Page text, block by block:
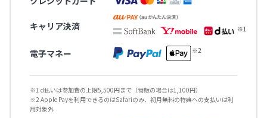
キャリア決済
電子マネー
※1 d払いは参加費の上限5,500円まで（物販の場合は1,100円）
※2 Apple Payを利用できるのはSafariのみ、初月無料の特典への支払いは利
用対象外